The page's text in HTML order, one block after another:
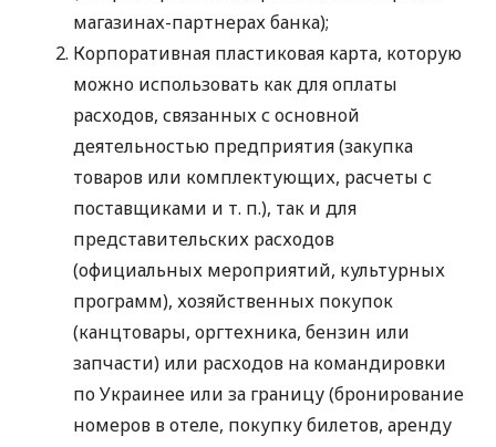
магазинах-партнерах банка);
Корпоративная пластиковая карта, которую
можно использовать как для оплаты
расходов, связанных с основной
деятельностью предприятия (закупка
товаров или комплектующих, расчеты с
поставщиками и т. п.), так и для
представительских расходов
(официальных мероприятий, культурных
программ), хозяйственных покупок
(канцтовары, оргтехника, бензин или
запчасти) или расходов на командировки
по Украинее или за границу (бронирование
номеров в отеле, покупку билетов, аренду